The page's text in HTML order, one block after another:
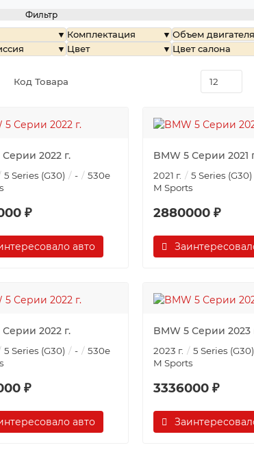
Фильтр
Комплектация
Объем двигателя
Цвет Цвет салона
Код Товара
2022 г.
5 Series (G30) -
530e
₽
авто
BMW 5 Серии 2021
2021 г. 5 Series (G30)
M Sports
2880000 ₽
2022 г.
5 Series (G30) -
530e
₽
авто
BMW 5 Серии 2023
2023 г. 5 Series (G30)
M Sports
3336000 ₽